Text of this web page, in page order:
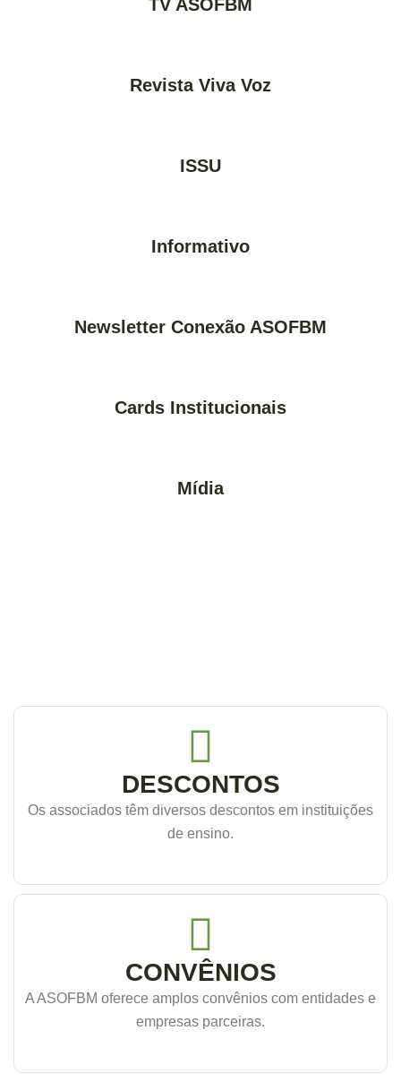
TV ASOFBM
Revista Viva Voz
ISSU
Informativo
Newsletter Conexão ASOFBM
Cards Institucionais
Mídia
DESCONTOS
Os associados têm diversos descontos em instituições
de ensino.
CONVÊNIOS
A ASOFBM oferece amplos convênios com entidades e
empresas parceiras.